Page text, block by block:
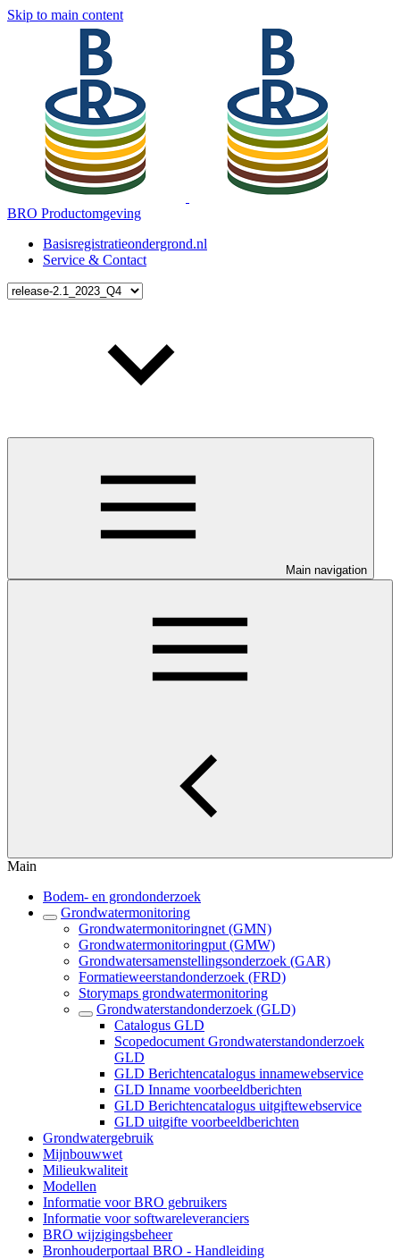
Skip to main content
BRO Productomgeving
Basisregistratieondergrond.nl
Service & Contact
Main navigation
Main
Bodem- en grondonderzoek
Grondwatermonitoring
Grondwatermonitoringnet (GMN)
Grondwatermonitoringput (GMW)
Grondwatersamenstellingsonderzoek (GAR)
Formatieweerstandonderzoek (FRD)
Storymaps grondwatermonitoring
Grondwaterstandonderzoek (GLD)
Catalogus GLD
Scopedocument Grondwaterstandonderzoek
GLD
GLD Berichtencatalogus innamewebservice
GLD Inname voorbeeldberichten
GLD Berichtencatalogus uitgiftewebservice
GLD uitgifte voorbeeldberichten
Grondwatergebruik
Mijnbouwwet
Milieukwaliteit
Modellen
Informatie voor BRO gebruikers
Informatie voor softwareleveranciers
BRO wijzigingsbeheer
Bronhouderportaal BRO - Handleiding